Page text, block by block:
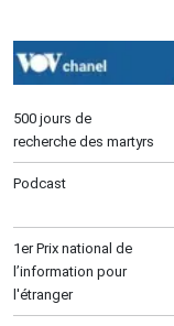
500 jours de
recherche des martyrs
Podcast
1er Prix national de
l’information pour
l'étranger